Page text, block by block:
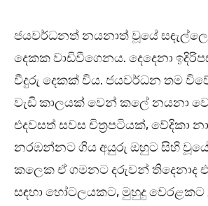
ජයවර්ධනත් නයනාත් වූයේ
දෙකක වාඩිවීගෙනය. දෙදෙනා
වීදුරු දෙකක් විය. ජයවර්ධන තම
වැඩි කාලයක් වෙන් කලේ නයනා
එදවසත් සවස චිත්‍රපටියක්, වේදිකා
නරඹන්නට ගිය අයුරු ඔහුට සිහි
කලෙක ඒ ගමනට දරුවන් තිදෙනාද
සඳහා හෝටලයකට, මුහුදු